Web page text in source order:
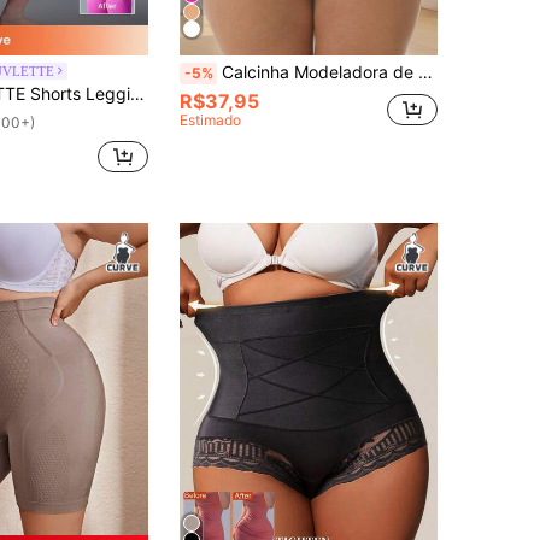
Mulheres com Cintura Larga Rosa, Elegância, Ioga, Fitness, Ciclismo, Atividades Físicas e Academia
-5% Calcinha Modeladora de Cintura Alta com Controle de Barriga para Mulheres Plus Size, Roupa Íntima de Compressão Abdominal para Fitness, Calcinha Modeladora com Levantamento de Bumbum
R$37,95
Estimado